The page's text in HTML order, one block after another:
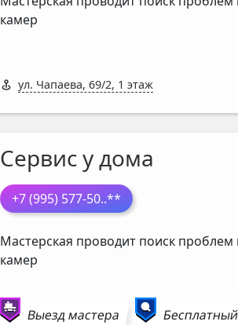
камер
ул. Чапаева, 69/2, 1 этаж
Сервис у дома
+7 (995) 577-50..**
Мастерская проводит поиск
камер
Выезд мастера